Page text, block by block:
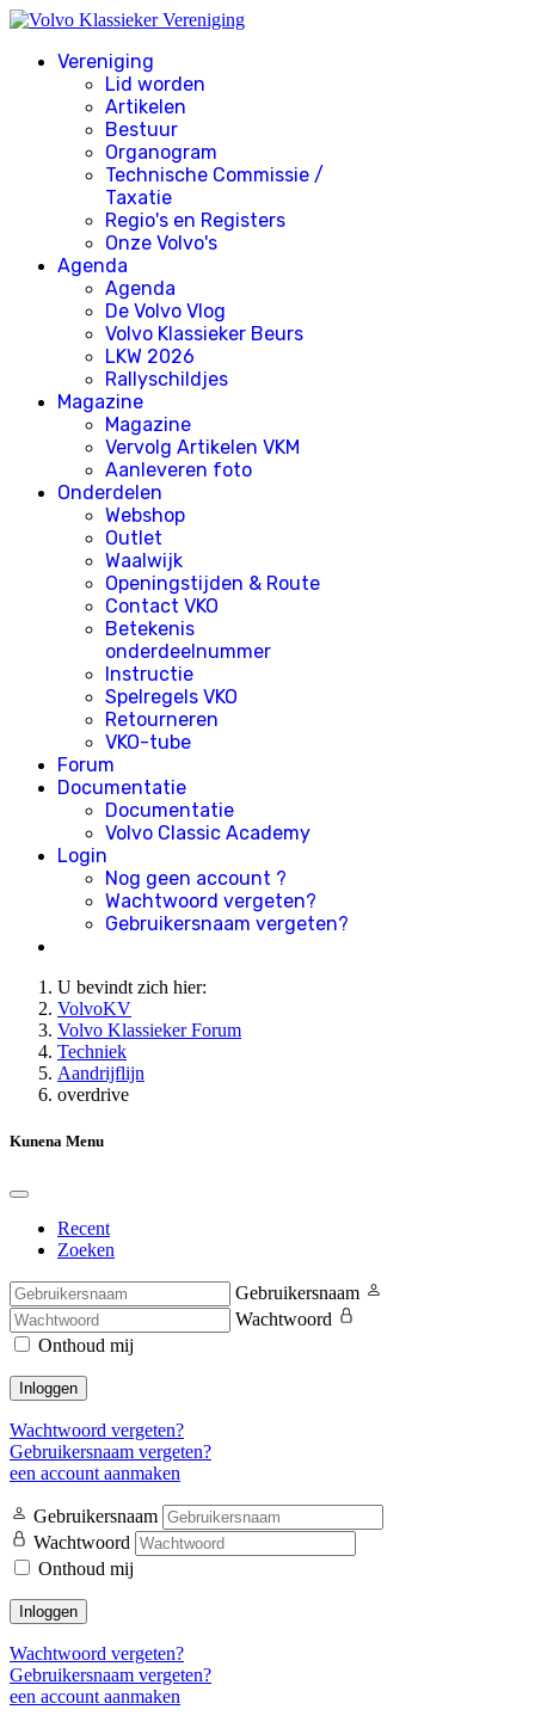
Vereniging
Lid worden
Artikelen
Bestuur
Organogram
Technische Commissie /
Taxatie
Regio's en Registers
Onze Volvo's
Agenda
Agenda
De Volvo Vlog
Volvo Klassieker Beurs
LKW 2026
Rallyschildjes
Magazine
Magazine
Vervolg Artikelen VKM
Aanleveren foto
Onderdelen
Webshop
Outlet
Waalwijk
Openingstijden & Route
Contact VKO
Betekenis
onderdeelnummer
Instructie
Spelregels VKO
Retourneren
VKO-tube
Forum
Documentatie
Documentatie
Volvo Classic Academy
Login
Nog geen account ?
Wachtwoord vergeten?
Gebruikersnaam vergeten?
U bevindt zich hier:
VolvoKV
Volvo Klassieker Forum
Techniek
Aandrijflijn
overdrive
Kunena Menu
Recent
Zoeken
Gebruikersnaam
Wachtwoord
Onthoud mij
Inloggen
Wachtwoord vergeten?
Gebruikersnaam vergeten?
een account aanmaken
Gebruikersnaam
Wachtwoord
Onthoud mij
Inloggen
Wachtwoord vergeten?
Gebruikersnaam vergeten?
een account aanmaken